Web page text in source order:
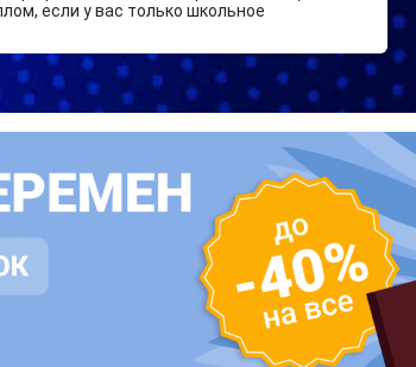
если у вас только школьное